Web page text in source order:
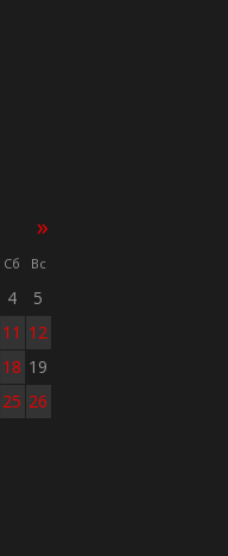
»
Сб Вс
4
5
11 12
18 19
25 26